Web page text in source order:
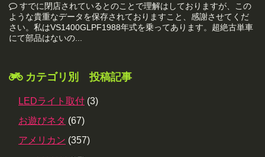
すでに閉店されているとのことで理解はしておりますが、この
ような貴重なデータを保存されておりますこと、感謝させてくだ
さい。私はVS1400GLPF1988年式を乗ってあります。超絶古単車
にて部品はないの...
カテゴリ別 投稿記事
LEDライト取付 (3)
お遊びネタ (67)
アメリカン (357)